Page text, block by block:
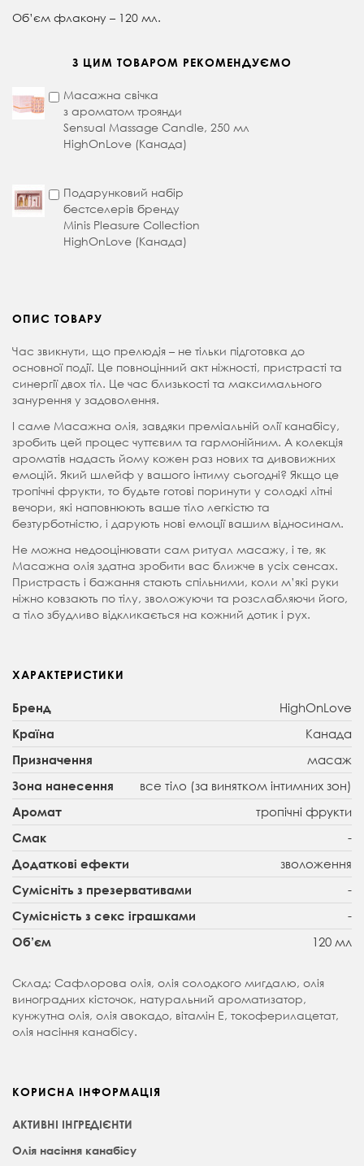
Об’єм флакону – 120 мл.
З ЦИМ ТОВАРОМ РЕКОМЕНДУЄМО
Масажна свічка
з ароматом троянди
Sensual Massage Candle, 250 мл
HighOnLove (Канада)
Подарунковий набір
бестселерів бренду
Minis Pleasure Collection
HighOnLove (Канада)
ОПИС ТОВАРУ
Час звикнути, що прелюдія – не тільки підготовка до
основної події. Це повноцінний акт ніжності, пристрасті та
синергії двох тіл. Це час близькості та максимального
занурення у задоволення.
І саме Масажна олія, завдяки преміальній олії канабісу,
зробить цей процес чуттєвим та гармонійним. А колекція
ароматів надасть йому кожен раз нових та дивовижних
емоцій. Який шлейф у вашого інтиму сьогодні? Якщо це
тропічні фрукти, то будьте готові поринути у солодкі літні
вечори, які наповнюють ваше тіло легкістю та
безтурботністю, і дарують нові емоції вашим відносинам.
Не можна недооцінювати сам ритуал масажу, і те, як
Масажна олія здатна зробити вас ближче в усіх сенсах.
Пристрасть і бажання стають спільними, коли м’які руки
ніжно ковзають по тілу, зволожуючи та розслабляючи його,
а тіло збудливо відкликається на кожний дотик і рух.
ХАРАКТЕРИСТИКИ
Бренд HighOnLove
Країна Канада
Призначення масаж
Зона нанесення все тіло (за винятком інтимних зон)
Аромат тропічні фрукти
Смак -
Додаткові ефекти зволоження
Сумісніть з презервативами -
Сумісність з секс іграшками -
Об’єм 120 мл
Склад: Сафлорова олія, олія солодкого мигдалю, олія
виноградних кісточок, натуральний ароматизатор,
кунжутна олія, олія авокадо, вітамін Е, токоферилацетат,
олія насіння канабісу.
КОРИСНА ІНФОРМАЦІЯ
АКТИВНІ ІНГРЕДІЄНТИ
Олія насіння канабісу